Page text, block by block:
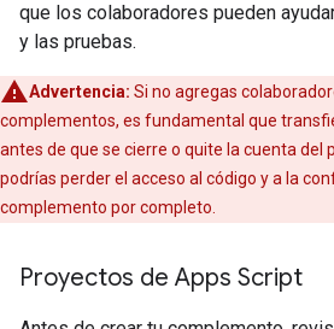
que los colaboradores pueden
y las pruebas.
Advertencia: Si no agregas
complementos, es fundamental que
antes de que se cierre o quite la cuenta del
podrías perder el acceso al código y a la
complemento por completo.
Proyectos de Apps Script